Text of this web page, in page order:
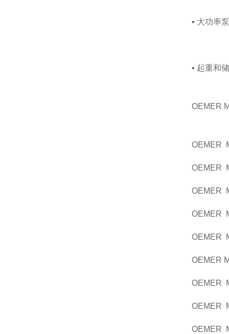
▪ 大功率
▪ 起重和
OEMER
OEMER
OEMER
OEMER
OEMER
OEMER
OEMER
OEMER
OEMER
OEMER